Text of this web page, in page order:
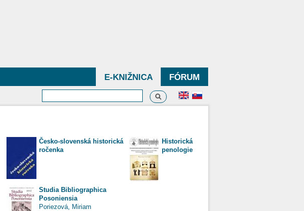
FÓRUM
E-KNIŽNICA
Vyhľadávanie
Vyhľadávanie
Česko-slovenská historická
ročenka
Historická
penologie
Studia Bibliographica
Posoniensia
Poriezová, Miriam